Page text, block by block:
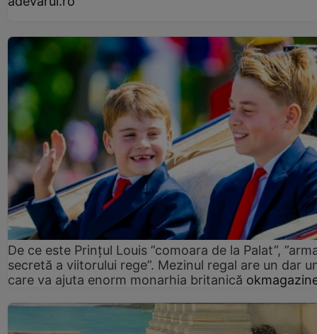
De ce este Prințul Louis ”comoara de la Palat”,
secretă a viitorului rege”. Mezinul regal are un dar
care va ajuta enorm monarhia britanică